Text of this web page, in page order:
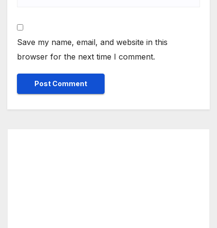
Save my name, email, and website in this
browser for the next time I comment.